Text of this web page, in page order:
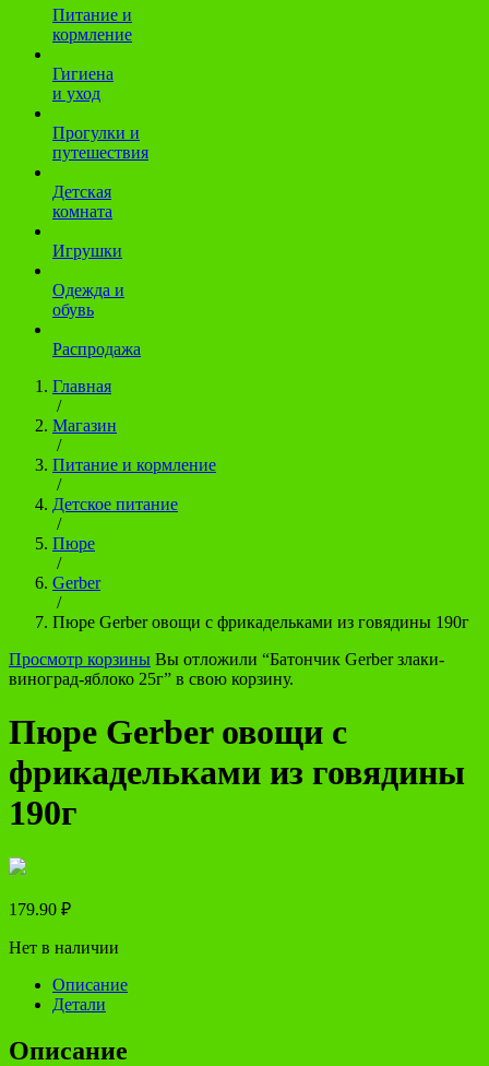
Питание и
кормление
Гигиена
и уход
Прогулки и
путешествия
Детская
комната
Игрушки
Одежда и
обувь
Распродажа
Главная
/
Магазин
/
Питание и кормление
/
Детское питание
/
Пюре
/
Gerber
/
Пюре Gerber овощи с фрикадельками из говядины 190г
Просмотр корзины Вы отложили “Батончик Gerber злаки-
виноград-яблоко 25г” в свою корзину.
Пюре Gerber овощи с
фрикадельками из говядины
190г
179.90 ₽
Нет в наличии
Описание
Детали
Описание